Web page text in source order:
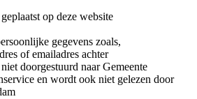
op deze website
gegevens zoals,
of emailadres achter
doorgestuurd naar Gemeente
en wordt ook niet gelezen door